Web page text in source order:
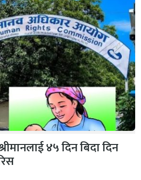
४५ दिन बिदा दिन